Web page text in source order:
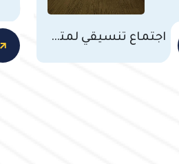
اجتماع تنسيقي لمتابعة خدمات المساكن الداخلية ورعاية الطلاب